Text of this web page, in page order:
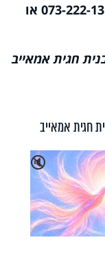
או
חגית אמאייב
חגית אמאייב
🔇